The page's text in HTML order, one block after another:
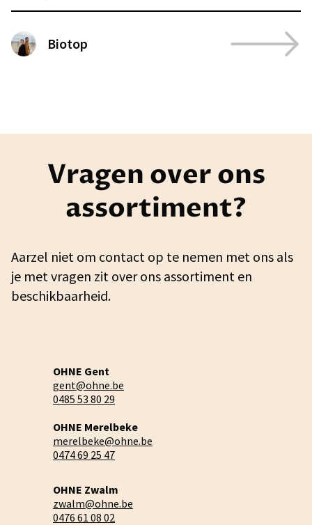
Biotop
Vragen over ons
assortiment?
Aarzel niet om contact op te nemen met ons als
je met vragen zit over ons assortiment en
beschikbaarheid.
OHNE Gent
gent@ohne.be
0485 53 80 29
OHNE Merelbeke
merelbeke@ohne.be
0474 69 25 47
OHNE Zwalm
zwalm@ohne.be
0476 61 08 02